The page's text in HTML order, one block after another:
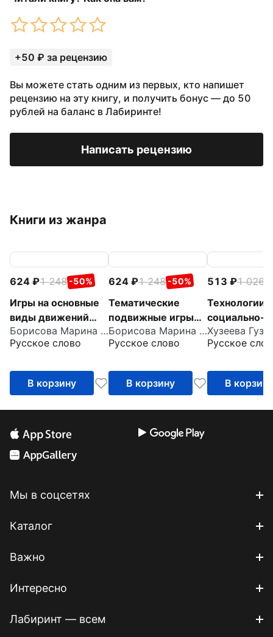
+50 ₽ за рецензию
Вы можете стать одним из первых, кто напишет
рецензию на эту книгу, и получить бонус — до 50
рублей на баланс в Лабиринте!
Написать рецензию
Книги из жанра
624 1 248 -50%
Игры на основные
виды движений
для детей от 2 до 7
лет
Борисова Марина Михайловна
Русское слово
В корзину
624 1 248 -50%
Тематические
подвижные игры
для детей от 2 до 7
лет
Борисова Марина Михайловна
Русское слово
В корзину
513 1 026
Технологии
социально-
развития
возраста.
Русское
В корзину
Мы в соцсетях
Каталог
Важно
Интересно
Лабиринт — всем